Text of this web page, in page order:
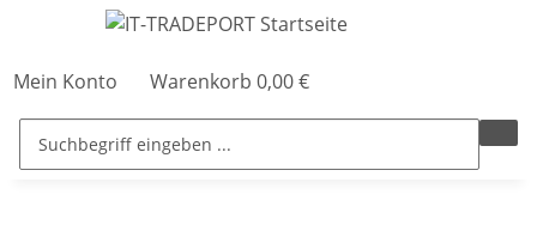
Mein Konto Warenkorb 0,00 €